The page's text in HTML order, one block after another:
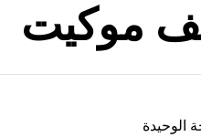
موكيت
الوحيدة